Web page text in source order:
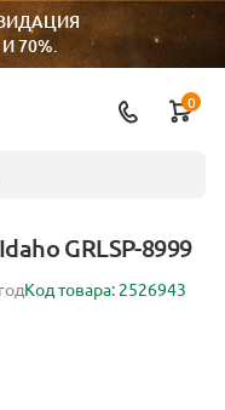
70%.
0
GRLSP-8999
Код товара: 2526943